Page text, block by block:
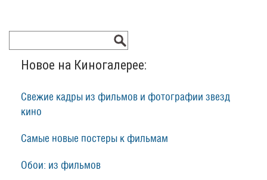
Новое на Киногалерее:
Свежие кадры из фильмов и фотографии звезд
кино
Самые новые постеры к фильмам
Обои: из фильмов